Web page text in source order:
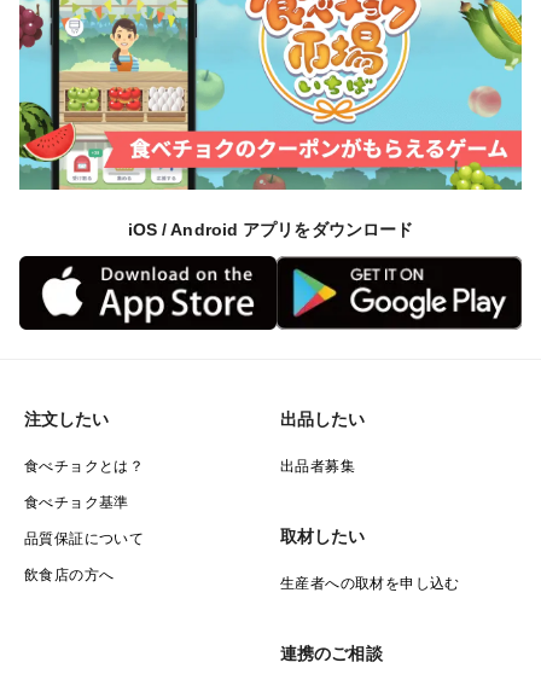
iOS / Android アプリをダウンロード
注文したい
食べチョクとは？
食べチョク基準
品質保証について
飲食店の方へ
出品したい
出品者募集
取材したい
生産者への取材を申し込む
連携のご相談